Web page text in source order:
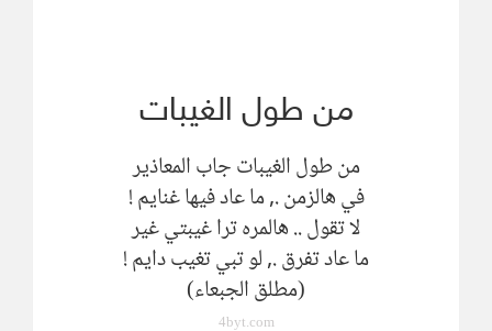
من طول الغيبات
من طول الغيبات جاب المعاذير
في هالزمن ., ما عاد فيها غنايم !
لا تقول .. هالمره ترا غيبتي غير
ما عاد تفرق ., لو تبي تغيب دايم !
(مطلق الجبعاء)
4byt.com